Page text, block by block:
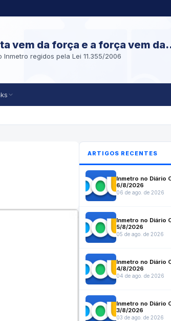
vem da força e a força vem
regidos pela Lei 11.355/2006
ARTIGOS RECENTES
Inmetro no Diário
6/8/2026
06 de ago. de 2026
Inmetro no Diário
5/8/2026
05 de ago. de 2026
Inmetro no Diário
4/8/2026
04 de ago. de 2026
Inmetro no Diário
3/8/2026
03 de ago. de 2026